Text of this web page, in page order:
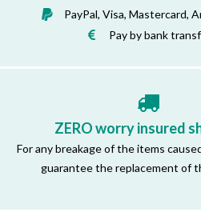
PayPal, Visa, Mastercard,
Pay by bank
ZERO worry insured
For any breakage of the items
guarantee the replacement of